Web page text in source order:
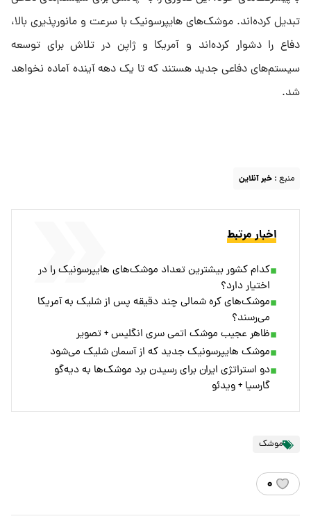
تبدیل کرده‌اند. موشک‌های هایپرسونیک با سرعت و مانورپذیری بالا،
دفاع را دشوار کرده‌اند و آمریکا و ژاپن در تلاش برای توسعه
سیستم‌های دفاعی جدید هستند که تا یک دهه آینده آماده نخواهد
شد.
منبع : خبر آنلاین
اخبار مرتبط
کدام کشور بیشترین تعداد موشک‌های هایپرسونیک را در
اختیار دارد؟
موشک‌های کره‌ شمالی چند دقیقه پس از شلیک به آمریکا
می‌رسند؟
ظاهر عجیب موشک اتمی سری انگلیس + تصویر
موشک هایپرسونیک جدید که از آسمان شلیک می‌شود
دو استراتژی ایران برای رسیدن برد موشک‌ها به دیه‌گو
گارسیا + ویدئو
موشک
۰